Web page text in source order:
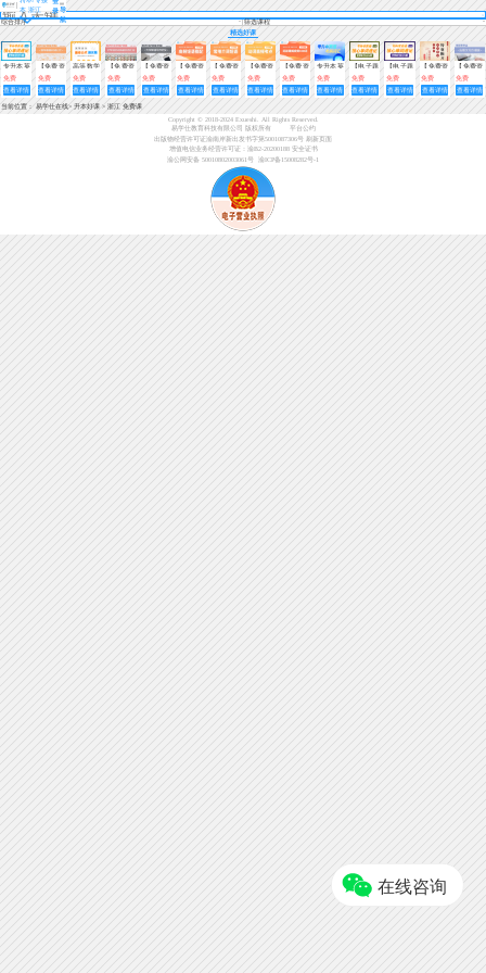
本 浙江
登
录导
航
综合排序
筛选课程
精选好课
专升本英
语核心单
词速记练
习3000题
（第三
期）
免费
查看详情
【免费资
料】高等
数学基础
必背公式
免费
查看详情
高等数学
基础公式
测试题
免费
查看详情
【免费资
料】大学
语文必背
知识点汇
总
免费
查看详情
【免费资
料】大学
英语写作
范文
免费
查看详情
【免费资
料】大学
英语高频
短语搭配
免费
查看详情
【免费资
料】大学
英语常用
介词短语
免费
查看详情
【免费资
料】大学
英语动词
高频考点
免费
查看详情
【免费资
料】大学
英语阅读
理解高频
免费
查看详情
专升本英
语考纲词
汇
免费
查看详情
【电子题
库】专升
本英语核
心单词速
3000题
免费
查看详情
【电子题
库】专升
本英语核
心单词速
3000题
免费
查看详情
【免费资
料】专升
本备考急
救特效偏
学英语
免费
查看详情
【免费资
料】大学
语文应用
文写作模
免费
查看详情
当前位置：易学仕在线> 升本好课 > 浙江 免费课
Copyright © 2018-2024 Exueshi. All Rights Reserved.
易学仕教育科技有限公司 版权所有
平台公约
出版物经营许可证渝南岸新出发书字第5001087306号
刷新页面
增值电信业务经营许可证：渝B2-20200188 安全证书
渝公网安备 50010802003061号
渝ICP备15008282号-1